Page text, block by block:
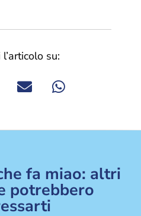
su:
fa miao: altri
potrebbero